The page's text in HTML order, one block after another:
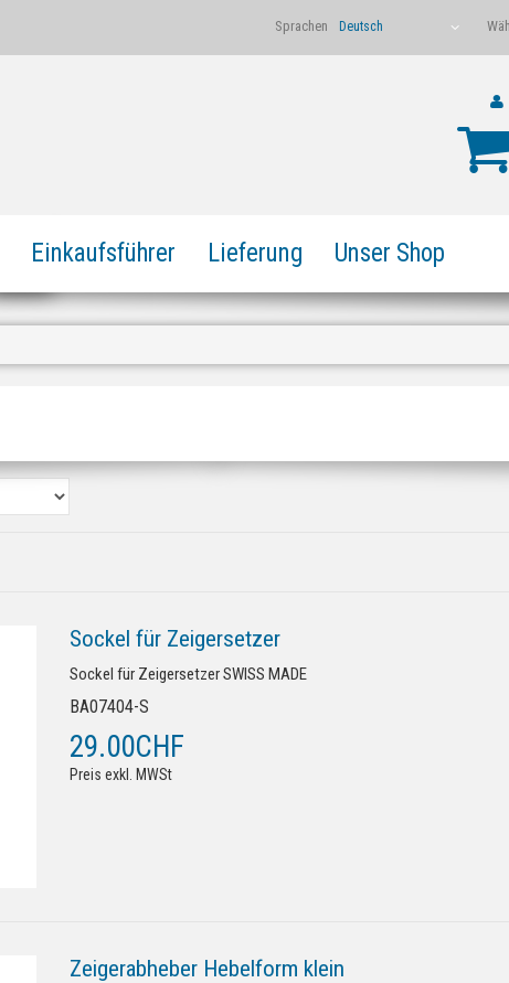
Sprachen Deutsch
Einkaufsführer Lieferung Unser Shop
Sockel für Zeigersetzer
Sockel für Zeigersetzer SWISS MADE
BA07404-S
29.00CHF
Preis exkl. MWSt
Zeigerabheber Hebelform klein